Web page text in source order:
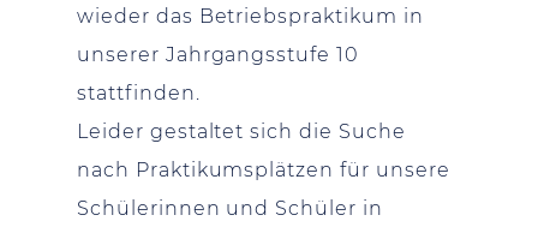
wieder das Betriebspraktikum in
unserer Jahrgangsstufe 10
stattfinden.
Leider gestaltet sich die Suche
nach Praktikumsplätzen für unsere
Schülerinnen und Schüler in